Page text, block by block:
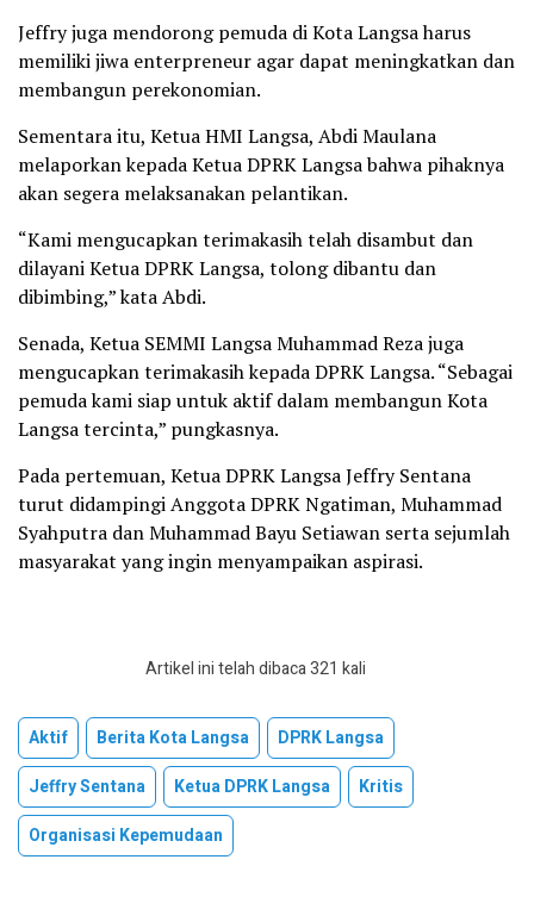
Jeffry juga mendorong pemuda di Kota Langsa harus
memiliki jiwa enterpreneur agar dapat meningkatkan dan
membangun perekonomian.
Sementara itu, Ketua HMI Langsa, Abdi Maulana
melaporkan kepada Ketua DPRK Langsa bahwa pihaknya
akan segera melaksanakan pelantikan.
“Kami mengucapkan terimakasih telah disambut dan
dilayani Ketua DPRK Langsa, tolong dibantu dan
dibimbing,” kata Abdi.
Senada, Ketua SEMMI Langsa Muhammad Reza juga
mengucapkan terimakasih kepada DPRK Langsa. “Sebagai
pemuda kami siap untuk aktif dalam membangun Kota
Langsa tercinta,” pungkasnya.
Pada pertemuan, Ketua DPRK Langsa Jeffry Sentana
turut didampingi Anggota DPRK Ngatiman, Muhammad
Syahputra dan Muhammad Bayu Setiawan serta sejumlah
masyarakat yang ingin menyampaikan aspirasi.
Artikel ini telah dibaca 321 kali
Aktif Berita Kota Langsa
DPRK Langsa
Jeffry Sentana
Ketua DPRK Langsa
Kritis
Organisasi Kepemudaan